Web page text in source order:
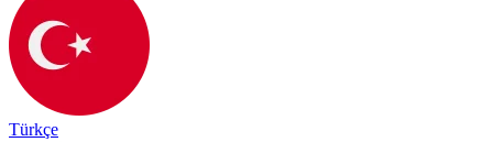
Türkçe